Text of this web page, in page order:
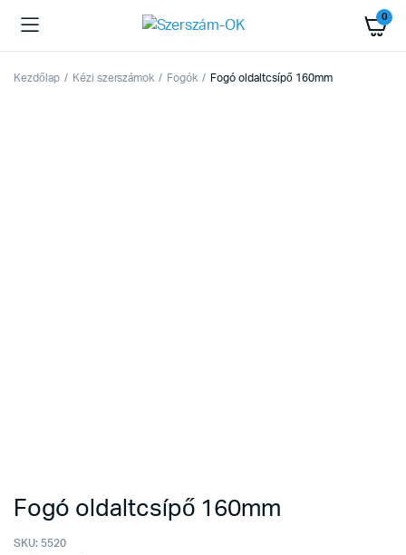
0
Kezdőlap Kézi szerszámok Fogók Fogó oldaltcsípő 160mm
Fogó oldaltcsípő 160mm
SKU: 5520